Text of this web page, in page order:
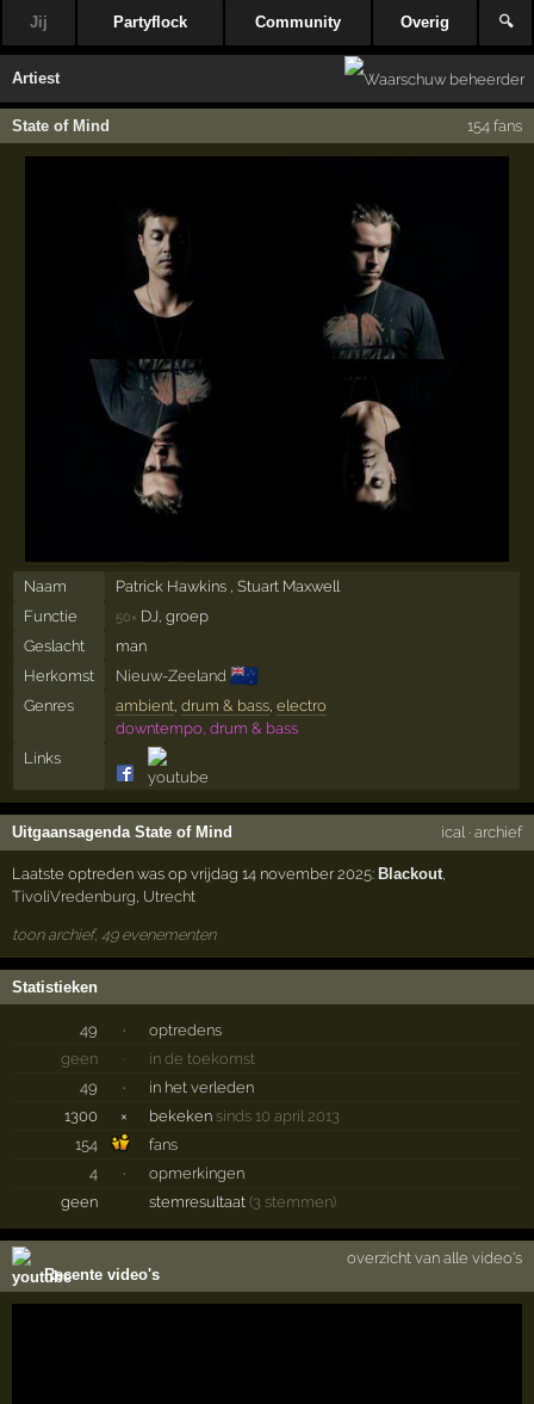
Jij Partyflock Community Overig 🔍
Artiest
State of Mind 154 fans
Naam
Patrick Hawkins , Stuart Maxwell
Functie
50× DJ, groep
Geslacht
man
Herkomst
Nieuw-Zeeland 🇳🇿
Genres ambient, drum & bass, electro
downtempo, drum & bass
Links
Uitgaansagenda State of Mind ical· archief
Laatste optreden was op vrijdag 14 november 2025:Blackout
TivoliVredenburg Utrecht
toon archief, 49 evenementen
Statistieken
49 ·
optredens
geen
·
in de toekomst
49
·
in het verleden
1300
× bekeken sinds 10 april 2013
154
fans
4
·
opmerkingen
geen
stemresultaat(3 stemmen)
Recente video's
overzicht van alle video's